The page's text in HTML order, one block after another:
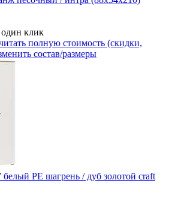
клик
полную стоимость (скидки,
состав/размеры
PE шагрень / дуб золотой craft